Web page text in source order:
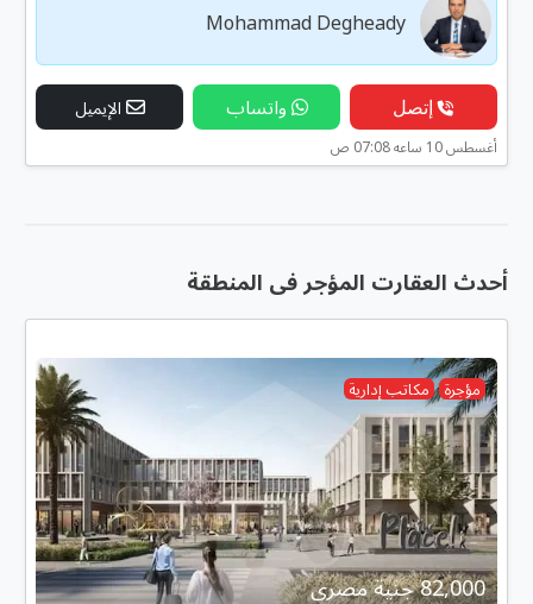
Mohammad Degheady
إتصل واتساب الإيميل
أغسطس 10 ساعه 07:08 ص
أحدث العقارت المؤجر فى المنطقة
مؤجرة مكاتب إدارية
82,000 جنية مصرى